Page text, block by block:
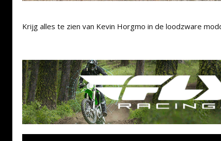
Krijg alles te zien van Kevin Horgmo in de loodzware